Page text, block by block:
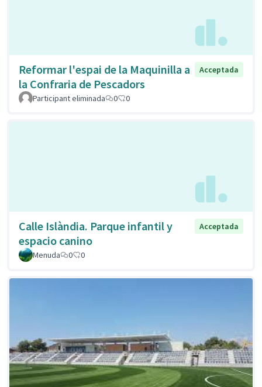
Reformar l'espai de la Maquinilla a
la Confraria de Pescadors
Acceptada
Participant eliminada 0 0
Calle Islàndia. Parque infantil y
espacio canino
Acceptada
Menuda 0 0